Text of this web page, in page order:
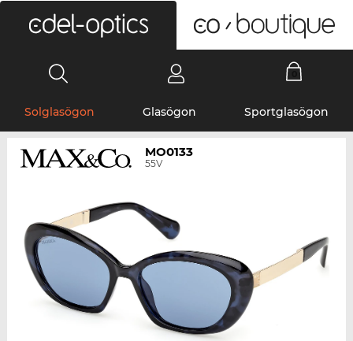
Solglasögon Glasögon Sportglasögon
MO0133
55V